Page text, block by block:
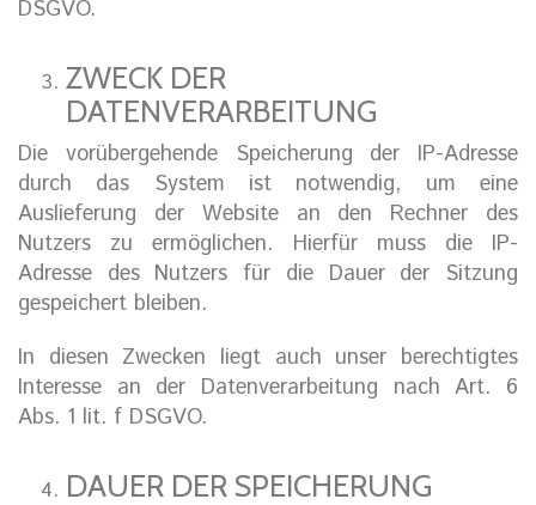
DSGVO.
ZWECK DER
DATENVERARBEITUNG
Die vorübergehende Speicherung der IP-Adresse
durch das System ist notwendig, um eine
Auslieferung der Website an den Rechner des
Nutzers zu ermöglichen. Hierfür muss die IP-
Adresse des Nutzers für die Dauer der Sitzung
gespeichert bleiben.
In diesen Zwecken liegt auch unser berechtigtes
Interesse an der Datenverarbeitung nach Art. 6
Abs. 1 lit. f DSGVO.
DAUER DER SPEICHERUNG